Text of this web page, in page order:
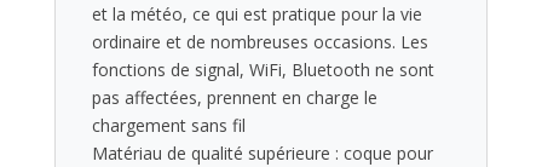
et la météo, ce qui est pratique pour la vie
ordinaire et de nombreuses occasions. Les
fonctions de signal, WiFi, Bluetooth ne sont
pas affectées, prennent en charge le
chargement sans fil
Matériau de qualité supérieure : coque pour